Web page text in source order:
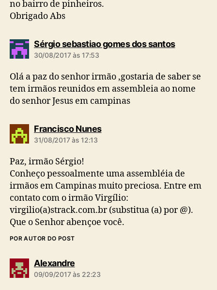
no bairro de pinheiros.
Obrigado Abs
Sérgio sebastiao gomes dos santosd
:
30/08/2017 às 17:53
Olá a paz do senhor irmão ,gostaria de saber se
tem irmãos reunidos em assembleia ao nome
do senhor Jesus em campinas
Francisco Nunesd
31/08/2017 às 12:13
Paz, irmão Sérgio!
Conheço pessoalmente uma assembléia de
irmãos em Campinas muito preciosa. Entre em
contato com o irmão Virgílio:
virgilio(a)strack.com.br (substitua (a) por @).
Que o Senhor abençoe você.
POR AUTOR DO POST
Alexandred
i
09/09/2017 às 22:23